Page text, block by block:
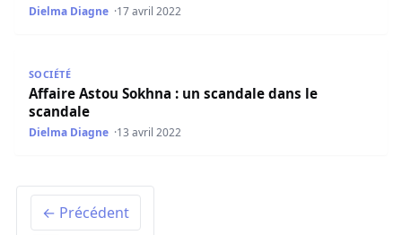
Dielma Diagne 17 avril 2022
SOCIÉTÉ
Affaire Astou Sokhna : un scandale dans le
scandale
Dielma Diagne 13 avril 2022
← Précédent